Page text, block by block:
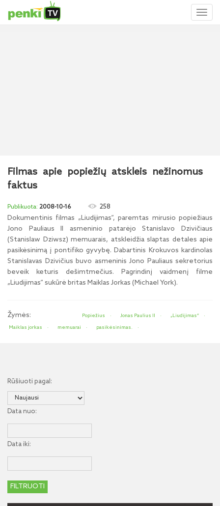
Filmas apie popiežių atskleis nežinomus
faktus
2008-10-16 258
Dokumentinis filmas „Liudijimas“, paremtas mirusio popiežiaus
Jono Pauliaus II asmeninio patarėjo Stanislavo Dzivičiaus
(Stanislaw Dziwsz) memuarais, atskleidžia slaptas detales apie
pasikėsinimą į pontifiko gyvybę. Dabartinis Krokuvos kardinolas
Stanislavas Dzivičius buvo asmeninis Jono Pauliaus sekretorius
beveik keturis dešimtmečius. Pagrindinį vaidmenį filme
„Liudijimas“ sukūrė britas Maiklas Jorkas (Michael York).
Žymės: Popiežius Jonas Paulius II
„Liudijimas“
Maiklas jorkas
memuarai pasikėsinimas.
Rūšiuoti pagal:
Data nuo:
Data iki: